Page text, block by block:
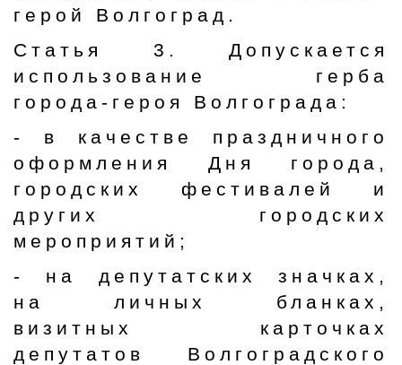
герой Волгоград.
Статья 3. Допускается
использование герба
города-героя Волгограда:
- в качестве праздничного
оформления Дня города,
городских фестивалей и
других городских
мероприятий;
- на депутатских значках,
на личных бланках,
визитных карточках
депутатов Волгоградского